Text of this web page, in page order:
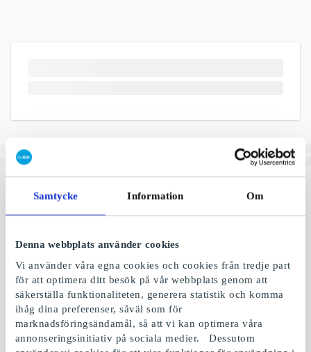
Samtycke Information Om
Denna webbplats använder cookies
Vi använder våra egna cookies och cookies från tredje part
för att optimera ditt besök på vår webbplats genom att
säkerställa funktionaliteten, generera statistik och komma
ihåg dina preferenser, såväl som för
marknadsföringsändamål, så att vi kan optimera våra
annonseringsinitiativ på sociala medier. Dessutom